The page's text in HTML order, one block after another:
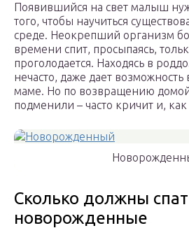
Появившийся на свет малыш
того, чтобы научиться
среде. Неокрепший организм
времени спит, просыпаясь,
проголодается. Находясь в
нечасто, даже дает возможность
маме. Но по возвращению домой
подменили – часто кричит и,
Сколько должны
новорожденные